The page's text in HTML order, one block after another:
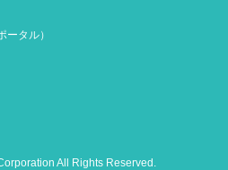
タル）
All Rights Reserved.